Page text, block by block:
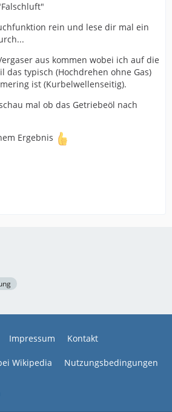
rein und lese dir mal ein
aus kommen wobei ich auf die
das typisch (Hochdrehen ohne Gas)
ist (Kurbelwellenseitig).
mal ob das Getriebeöl nach
Ergebnis
Impressum Kontakt
Wikipedia Nutzungsbedingungen